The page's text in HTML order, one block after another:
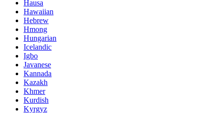
Hausa
Hawaiian
Hebrew
Hmong
Hungarian
Icelandic
Igbo
Javanese
Kannada
Kazakh
Khmer
Kurdish
Kyrgyz